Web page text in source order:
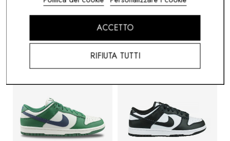
NIKE DUNK MID PANDA
FQ8784-100
WOMEN NIKE DUNK LOW LX
BLUE SUEDE
DV7411-400
179,95 €
RIFIUTA TUTTI
ACCETTO